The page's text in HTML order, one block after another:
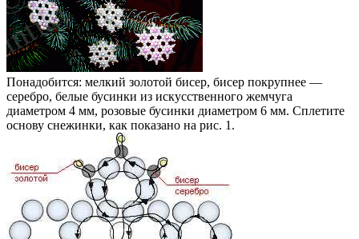
Понадобится: мелкий золотой бисер, бисер покрупнее —
серебро, белые бусинки из искусственного жемчуга
диаметром 4 мм, розовые бусинки диаметром 6 мм. Сплетите
основу снежинки, как показано на рис. 1.